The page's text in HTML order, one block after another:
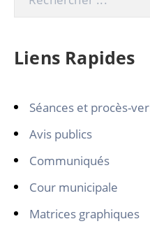
Liens Rapides
Séances et procès-
Avis publics
Communiqués
Cour municipale
Matrices graphiques